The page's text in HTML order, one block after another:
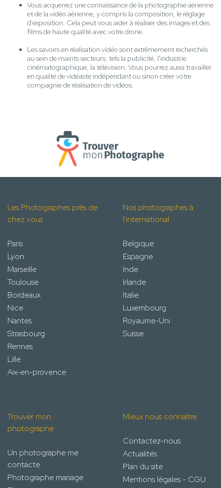
Vous acquerrez une connaissance de la photographie aérienne
et de la vidéo aérienne, y compris la composition, le réglage
d'exposition. Cela peut vous aider à réaliser des images et des
films de haute qualité avec votre drone.
Les savoirs en réalisation vidéo sont extrêmement recherchés
au sein de maints secteurs, tels la publicité, l'industrie
cinématographique, la télévision. Vous pourrez aussi travailler
en qualité de vidéaste indépendant ou sinon créer votre
compagnie de réalisation de vidéos.
Les Photographes près de
chez vous
Paris
Lyon
Marseille
Toulouse
Bordeaux
Nice
Nantes
Strasbourg
Rennes
Lille
Aix-en-provence
Nos photographes à
l'international
Belgique
Espagne
Inde
Irlande
Italie
Luxembourg
Royaume-Uni
Suisse
Trouver mon
photographe
Un photographe me
contacte
Photographe mariage
Mieux nous connaître
Contactez-nous
Actualités
Plan du site
Mentions légales - CGU